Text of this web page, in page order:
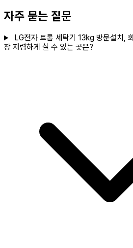
자주 묻는 질문
LG전자 트롬 세탁기 13kg 방문설치,
장 저렴하게 살 수 있는 곳은?